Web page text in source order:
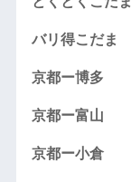
バリ得こだま
京都ー博多
京都ー富山
京都ー小倉